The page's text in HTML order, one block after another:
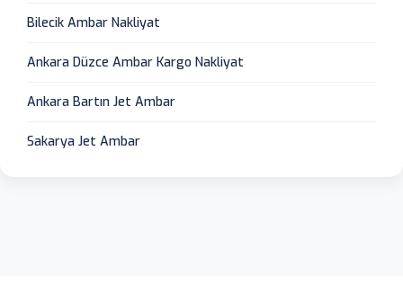
Bilecik Ambar Nakliyat
Ankara Düzce Ambar Kargo Nakliyat
Ankara Bartın Jet Ambar
Sakarya Jet Ambar